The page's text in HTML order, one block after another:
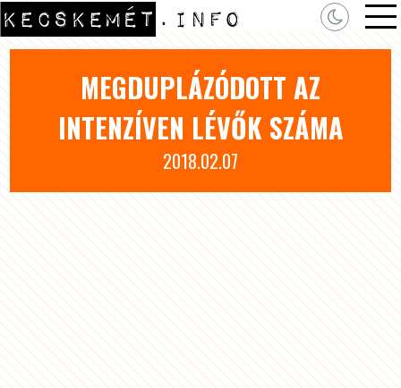
MEGDUPLÁZÓDOTT AZ
INTENZÍVEN LÉVŐK SZÁMA
2018.02.07